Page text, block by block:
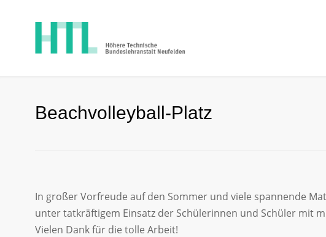
Beachvolleyball-Platz
In großer Vorfreude auf den Sommer und viele spannende
unter tatkräftigem Einsatz der Schülerinnen und Schüler mit
Vielen Dank für die tolle Arbeit!